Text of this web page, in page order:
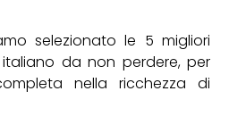
selezionato le 5 migliori
da non perdere, per
nella ricchezza di